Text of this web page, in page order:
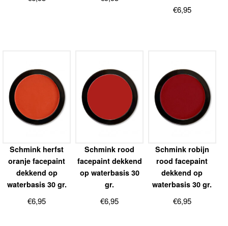
€6,95
Schmink herfst
oranje facepaint
dekkend op
waterbasis 30 gr.
€6,95
Schmink rood
facepaint dekkend
op waterbasis 30
gr.
€6,95
Schmink robijn
rood facepaint
dekkend op
waterbasis 30 gr.
€6,95